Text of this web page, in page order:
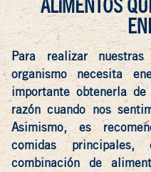
ALIMENTOS
Para realizar
organismo necesita
importante obtenerla
razón cuando nos
Asimismo, es
comidas
combinación de